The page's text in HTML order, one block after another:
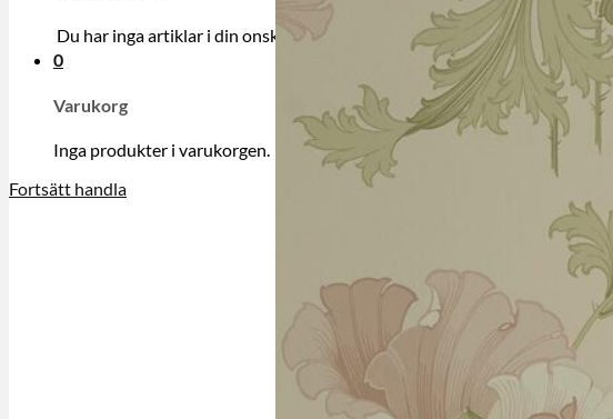
Du har inga artiklar i din onskelista.
0
Varukorg
Inga produkter i varukorgen.
Fortsätt handla